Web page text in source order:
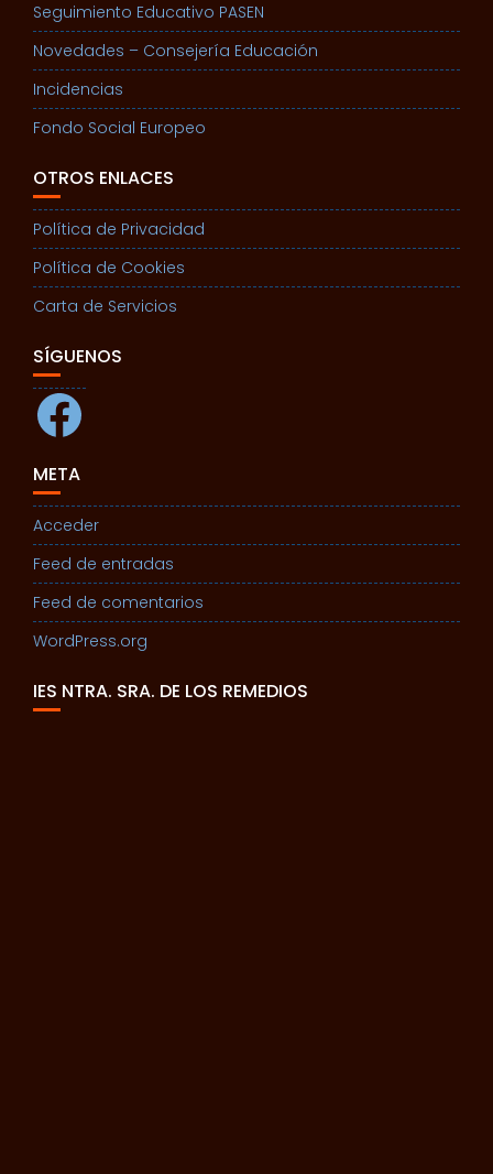
Seguimiento Educativo PASEN
Novedades – Consejería Educación
Incidencias
Fondo Social Europeo
OTROS ENLACES
Política de Privacidad
Política de Cookies
Carta de Servicios
SÍGUENOS
Facebook
META
Acceder
Feed de entradas
Feed de comentarios
WordPress.org
IES NTRA. SRA. DE LOS REMEDIOS